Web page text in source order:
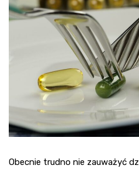
Obecnie trudno nie zauważyć